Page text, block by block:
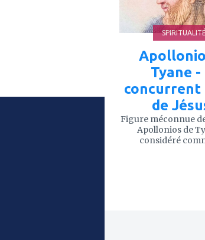
Tyane -
concurrent
de
Figure méconnue
Apollonios de
considéré